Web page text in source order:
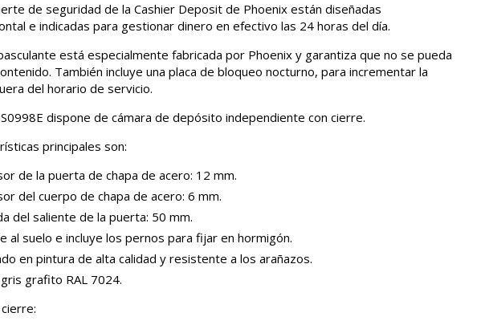
de seguridad de la Cashier Deposit de Phoenix están diseñadas
e indicadas para gestionar dinero en efectivo las 24 horas del día.
está especialmente fabricada por Phoenix y garantiza que no se pueda
También incluye una placa de bloqueo nocturno, para incrementar la
del horario de servicio.
dispone de cámara de depósito independiente con cierre.
principales son:
de la puerta de chapa de acero: 12 mm.
del cuerpo de chapa de acero: 6 mm.
del saliente de la puerta: 50 mm.
al suelo e incluye los pernos para fijar en hormigón.
en pintura de alta calidad y resistente a los arañazos.
grafito RAL 7024.